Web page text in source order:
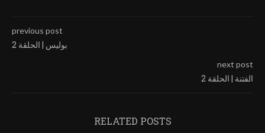
previous post
بوليس | الحلقة 2
next post
الفتنة | الحلقة 2
RELATED POSTS